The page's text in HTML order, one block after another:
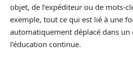
objet, de l’expéditeur ou de mots-
exemple, tout ce qui est lié à une
automatiquement déplacé dans un
l’éducation continue.